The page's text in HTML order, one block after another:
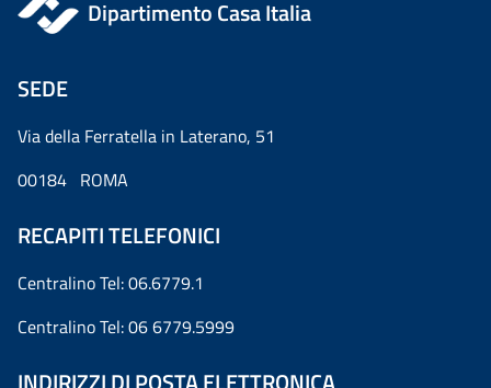
Dipartimento Casa Italia
SEDE
Via della Ferratella in Laterano, 51
00184 ROMA
RECAPITI TELEFONICI
Centralino Tel: 06.6779.1
Centralino Tel: 06 6779.5999